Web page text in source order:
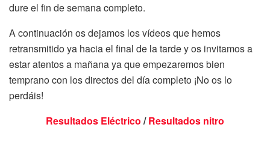
dure el fin de semana completo.
A continuación os dejamos los vídeos que hemos
retransmitido ya hacia el final de la tarde y os invitamos a
estar atentos a mañana ya que empezaremos bien
temprano con los directos del día completo ¡No os lo
perdáis!
Resultados Eléctrico /Resultados nitro